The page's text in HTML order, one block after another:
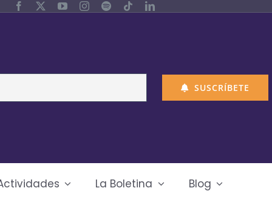
SUSCRÍBETE
La Boletina
Blog